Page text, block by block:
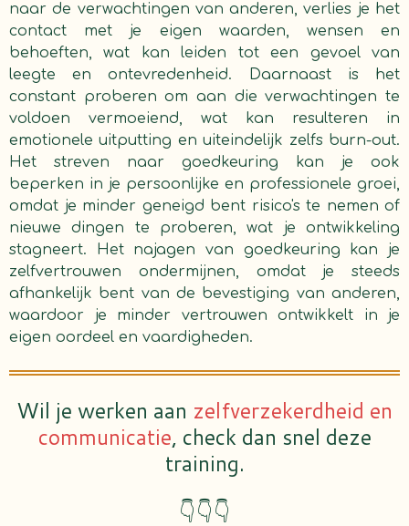
naar de verwachtingen van anderen, verlies je het
contact met je eigen waarden, wensen en
behoeften, wat kan leiden tot een gevoel van
leegte en ontevredenheid. Daarnaast is het
constant proberen om aan die verwachtingen te
voldoen vermoeiend, wat kan resulteren in
emotionele uitputting en uiteindelijk zelfs burn-out.
Het streven naar goedkeuring kan je ook
beperken in je persoonlijke en professionele groei,
omdat je minder geneigd bent risico's te nemen of
nieuwe dingen te proberen, wat je ontwikkeling
stagneert. Het najagen van goedkeuring kan je
zelfvertrouwen ondermijnen, omdat je steeds
afhankelijk bent van de bevestiging van anderen,
waardoor je minder vertrouwen ontwikkelt in je
eigen oordeel en vaardigheden.
Wil je werken aan zelfverzekerdheid en
communicatie, check dan snel deze
training.
👇👇👇